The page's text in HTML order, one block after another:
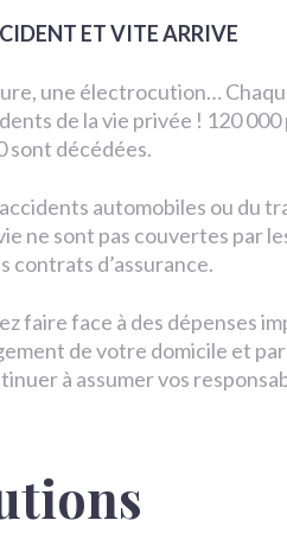
ET VITE ARRIVE
une électrocution…
de la vie privée ! 120
sont décédées.
automobiles ou du
ne sont pas couvertes par
contrats d’assurance.
faire face à des dépenses
de votre domicile et
à assumer vos